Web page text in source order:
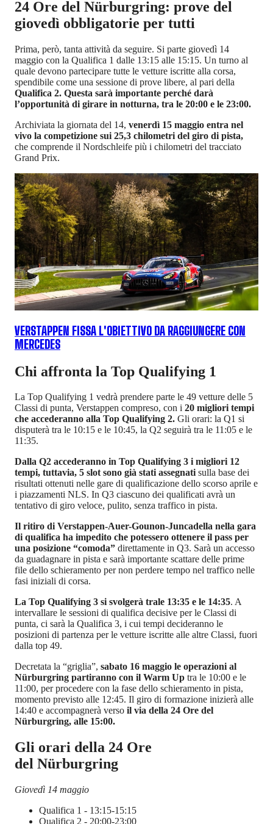
24 Ore del Nürburgring: prove del
giovedì obbligatorie per tutti
Prima, però, tanta attività da seguire. Si parte giovedì 14
maggio con la Qualifica 1 dalle 13:15 alle 15:15. Un turno al
quale devono partecipare tutte le vetture iscritte alla corsa,
spendibile come una sessione di prove libere, al pari della
Qualifica 2. Questa sarà importante perché darà
l’opportunità di girare in notturna, tra le 20:00 e le 23:00.
Archiviata la giornata del 14, venerdì 15 maggio entra nel
vivo la competizione sui 25,3 chilometri del giro di pista,
che comprende il Nordschleife più i chilometri del tracciato
Grand Prix.
VERSTAPPEN FISSA L'OBIETTIVO DA RAGGIUNGERE CON
MERCEDES
Chi affronta la Top Qualifying 1
La Top Qualifying 1 vedrà prendere parte le 49 vetture delle 5
Classi di punta, Verstappen compreso, con i 20 migliori tempi
che accederanno alla Top Qualifying 2. Gli orari: la Q1 si
disputerà tra le 10:15 e le 10:45, la Q2 seguirà tra le 11:05 e le
11:35.
Dalla Q2 accederanno in Top Qualifying 3 i migliori 12
tempi, tuttavia, 5 slot sono già stati assegnatisulla base dei
risultati ottenuti nelle gare di qualificazione dello scorso aprile e
i piazzamenti NLS. In Q3 ciascuno dei qualificati avrà un
tentativo di giro veloce, pulito, senza traffico in pista.
Il ritiro di Verstappen-Auer-Gounon-Juncadella nella gara
di qualifica ha impedito che potessero ottenere il pass per
una posizione “comoda” direttamente in Q3. Sarà un accesso
da guadagnare in pista e sarà importante scattare delle prime
file dello schieramento per non perdere tempo nel traffico nelle
fasi iniziali di corsa.
La Top Qualifying 3 si svolgerà trale 13:35 e le 14:35. A
intervallare le sessioni di qualifica decisive per le Classi di
punta, ci sarà la Qualifica 3, i cui tempi decideranno le
posizioni di partenza per le vetture iscritte alle altre Classi, fuori
dalla top 49.
Decretata la “griglia”, sabato 16 maggio le operazioni al
Nürburgring partiranno con il Warm Up tra le 10:00 e le
11:00, per procedere con la fase dello schieramento in pista,
momento previsto alle 12:45. Il giro di formazione inizierà alle
14:40 e accompagnerà verso il via della 24 Ore del
Nürburgring, alle 15:00.
Gli orari della 24 Ore
del Nürburgring
Giovedì 14 maggio
Qualifica 1 - 13:15-15:15
Qualifica 2 - 20:00-23:00